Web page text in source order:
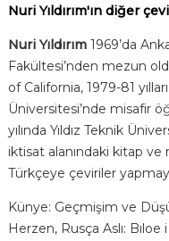
Nuri Yıldırım'ın diğer
Nuri Yıldırım1969’da
Fakültesi’nden mezun
of California, 1979-81
Üniversitesi’nde misafir
yılında Yıldız Teknik
iktisat alanındaki kitap ve
Türkçeye çeviriler
Künye: Geçmişim ve
Herzen, Rusça Aslı: